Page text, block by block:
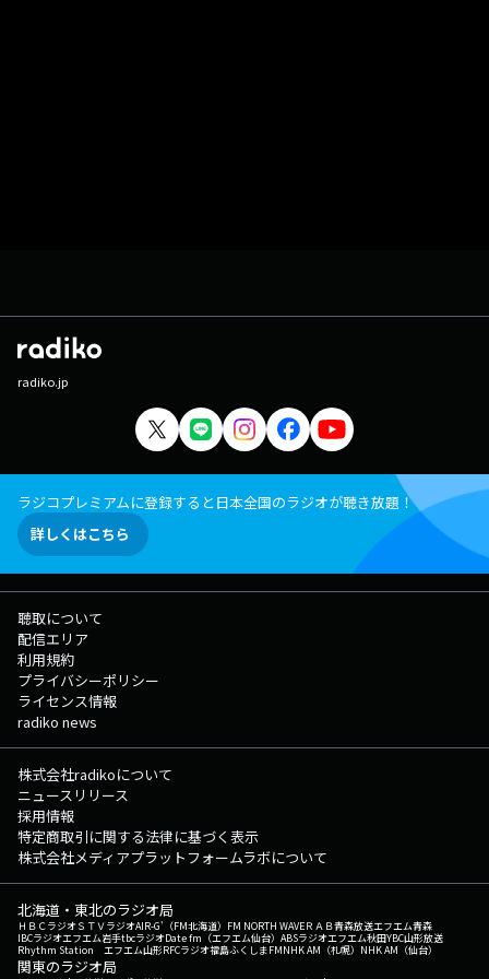
radiko.jp
ラジコプレミアムに登録すると日本全国のラジオが聴き放題！
詳しくはこちら
聴取について
配信エリア
利用規約
プライバシーポリシー
ライセンス情報
radiko news
株式会社radikoについて
ニュースリリース
採用情報
特定商取引に関する法律に基づく表示
株式会社メディアプラットフォームラボについて
北海道・東北のラジオ局
ＨＢＣラジオＳＴＶラジオAIR-G'（FM北海道） FM NORTH WAVEＲＡＢ青森放送エフエム青森
IBCラジオエフエム岩手tbcラジオDate fm（エフエム仙台） ABSラジオエフエム秋田YBC山形放送
Rhythm Station エフエム山形RFCラジオ福島ふくしまFMNHK AM（札幌） NHK AM（仙台）
関東のラジオ局